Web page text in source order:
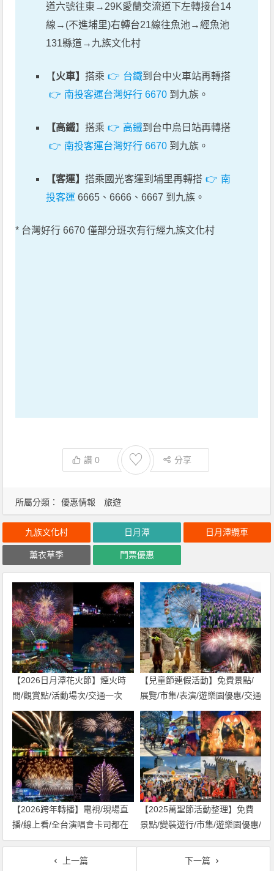
道六號往東→29K愛蘭交流道下左轉接台14
線→(不進埔里)右轉台21線往魚池→經魚池
131縣道→九族文化村
【火車】搭乘 台鐵到台中火車站再轉搭
南投客運台灣好行 6670 到九族。
【高鐵】搭乘 高鐵到台中烏日站再轉搭
南投客運台灣好行 6670 到九族。
【客運】搭乘國光客運到埔里再轉搭
南
投客運 6665、6666、6667 到九族。
* 台灣好行 6670 僅部分班次有行經九族文化村
讚0 ♡ 分享
所屬分類： 優惠情報 旅遊
九族文化村 日月潭 日月潭纜車
薰衣草季 門票優惠
【2026日月潭花火節】煙火時
間/觀賞點/活動場次/交通一次
看！
【兒童節連假活動】免費景點/
展覽/市集/表演/遊樂園優惠/交通
一次看(2026)
【2026跨年轉播】電視/現場直
播/線上看/全台演唱會卡司都在
這裡！
【2025萬聖節活動整理】免費
景點/變裝遊行/市集/遊樂園優惠/
演唱會一次看！
上一篇 下一篇